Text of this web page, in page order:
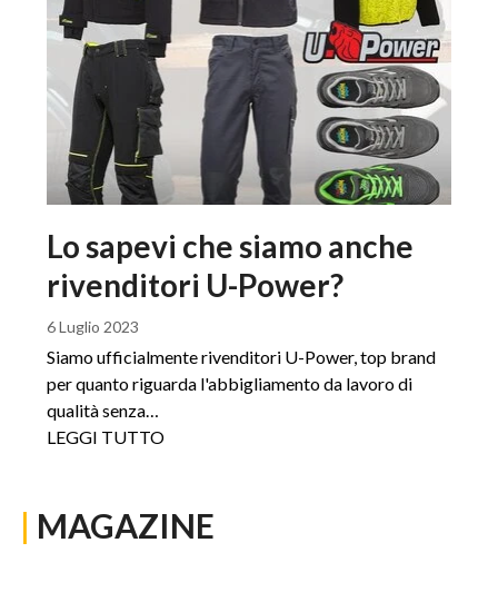
Lo sapevi che siamo anche
rivenditori U-Power?
6 Luglio 2023
Siamo ufficialmente rivenditori U-Power, top brand
per quanto riguarda l'abbigliamento da lavoro di
qualità senza…
LEGGI TUTTO
| MAGAZINE